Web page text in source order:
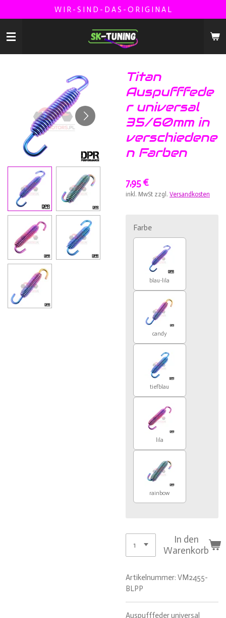
Hauptinhalt
springen
W I R - S I N D - D A S - O R I G I N A L
Titan
Auspufffede
r universal
35/60mm in
verschiedene
n Farben
7,95 €
inkl. MwSt zzgl. Versandkosten
Farbe
blau-lila
candy
tiefblau
lila
rainbow
In den
Warenkorb
Artikelnummer: VM2455-
BLPP
Auspufffeder universal